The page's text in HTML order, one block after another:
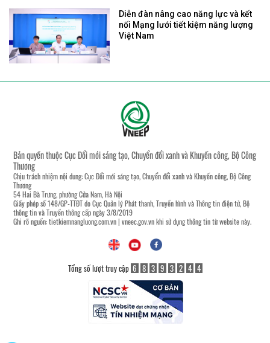
Diễn đàn nâng cao năng lực và kết
nối Mạng lưới tiết kiệm năng lượng
Việt Nam
Bản quyền thuộc Cục Đổi mới sáng tạo, Chuyển đổi xanh và Khuyến công, Bộ Công
Thương
Chịu trách nhiệm nội dung: Cục Đổi mới sáng tạo, Chuyển đổi xanh và Khuyến công, Bộ Công
Thương
54 Hai Bà Trưng, phường Cửa Nam, Hà Nội
Giấy phép số 148/GP-TTĐT do Cục Quản lý Phát thanh, Truyền hình và Thông tin điện tử, Bộ
thông tin và Truyền thông cấp ngày 3/8/2019
Ghi rõ nguồn:tietkiemnangluong.com.vn| vneec.gov.vnkhi sử dụng thông tin từ website này.
Tổng số lượt truy cập 6 8 3 9 3 2 4 4